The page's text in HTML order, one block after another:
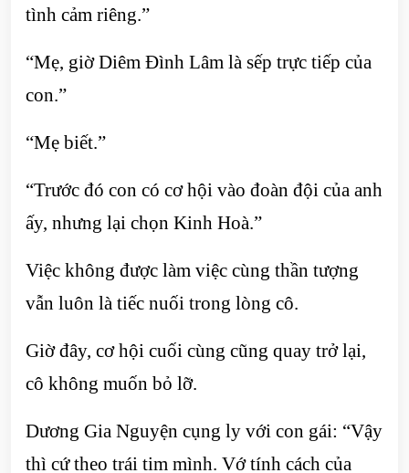
tình cảm riêng.”
“Mẹ, giờ Diêm Đình Lâm là sếp trực tiếp của
con.”
“Mẹ biết.”
“Trước đó con có cơ hội vào đoàn đội của anh
ấy, nhưng lại chọn Kinh Hoà.”
Việc không được làm việc cùng thần tượng
vẫn luôn là tiếc nuối trong lòng cô.
Giờ đây, cơ hội cuối cùng cũng quay trở lại,
cô không muốn bỏ lỡ.
Dương Gia Nguyện cụng ly với con gái: “Vậy
thì cứ theo trái tim mình. Vớ tính cách của